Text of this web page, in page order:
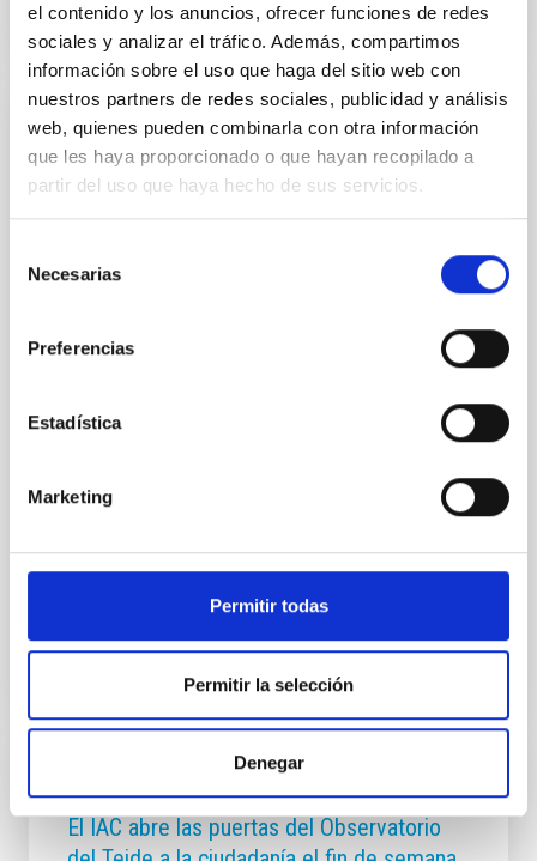
el contenido y los anuncios, ofrecer funciones de redes
sociales y analizar el tráfico. Además, compartimos
información sobre el uso que haga del sitio web con
nuestros partners de redes sociales, publicidad y análisis
web, quienes pueden combinarla con otra información
que les haya proporcionado o que hayan recopilado a
partir del uso que haya hecho de sus servicios.
Necesarias
Preferencias
Estadística
Marketing
Permitir todas
Permitir la selección
Denegar
NOTA DE PRENSA
El Observatorio del Teide acerca de nuevo
la astrofísica a la ciudadanía en un exitoso
El Observatorio del Teide vuelve a abrir sus puertas
Jornadas de Puertas Abiertas. Organizada por el
esta cita anual se consolida como uno de los pilares
conocimiento y hacer accesibles sus infraestructuras
científicas a toda la ciudadanía. La iniciativa,
Observatorio y la Unidad de Comunicación y Cultura
Fecha de publicación 20/06/2026 - 10:00:00
El IAC abre las puertas del Observatorio